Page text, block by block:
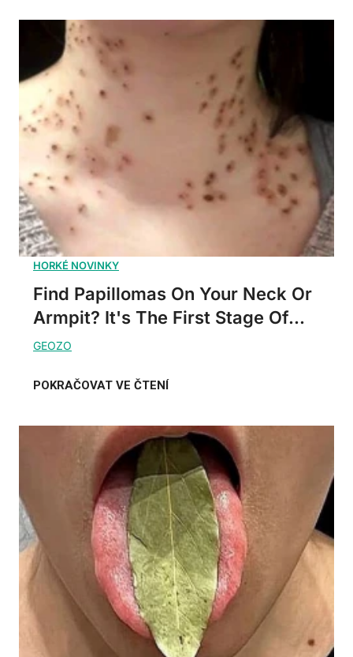
Find Papillomas On Your Neck Or
Armpit? It's The First Stage Of...